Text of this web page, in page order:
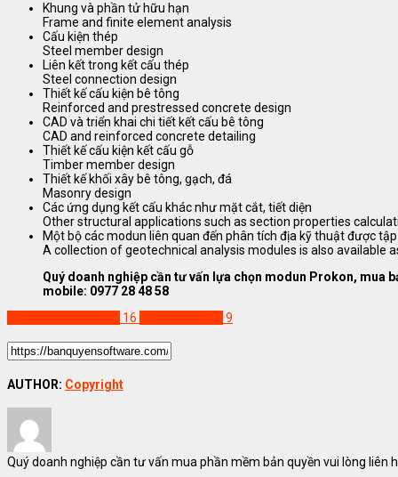
Khung và phần tử hữu hạn
Frame and finite element analysis
Cấu kiện thép
Steel member design
Liên kết trong kết cấu thép
Steel connection design
Thiết kế cấu kiện bê tông
Reinforced and prestressed concrete design
CAD và triển khai chi tiết kết cấu bê tông
CAD and reinforced concrete detailing
Thiết kế cấu kiện kết cấu gỗ
Timber member design
Thiết kế khối xây bê tông, gạch, đá
Masonry design
Các ứng dụng kết cấu khác như mặt cắt, tiết diện
Other structural applications such as section properties
Một bộ các modun liên quan đến phân tích địa kỹ thuật được
A collection of geotechnical analysis modules is also available
Quý doanh nghiệp cần tư vấn lựa chọn modun Prokon, mua
mobile: 0977 28 48 58
16 9
AUTHOR: Copyright
Quý doanh nghiệp cần tư vấn mua phần mềm bản quyền vui lòng liên